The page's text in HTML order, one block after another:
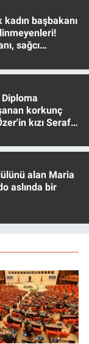
başbakanı
sağcı
korkunç
kızı Seraf
alan Maria
aslında bir